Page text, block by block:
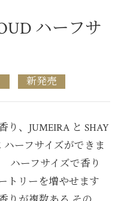
ハーフサ
新発売
り、JUMEIRA と SHAY
ハーフサイズができま
ハーフサイズで香り
トリーを増やせます